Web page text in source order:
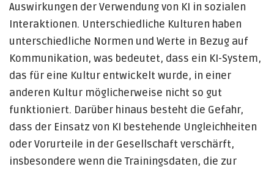
Auswirkungen der Verwendung von KI in sozialen
Interaktionen. Unterschiedliche Kulturen haben
unterschiedliche Normen und Werte in Bezug auf
Kommunikation, was bedeutet, dass ein KI-System,
das für eine Kultur entwickelt wurde, in einer
anderen Kultur möglicherweise nicht so gut
funktioniert. Darüber hinaus besteht die Gefahr,
dass der Einsatz von KI bestehende Ungleichheiten
oder Vorurteile in der Gesellschaft verschärft,
insbesondere wenn die Trainingsdaten, die zur